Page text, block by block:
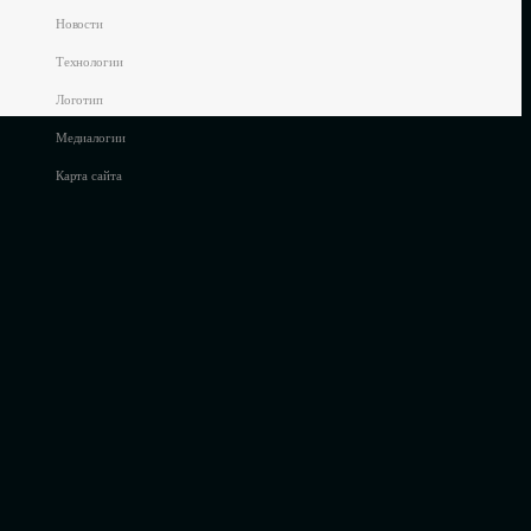
Новости
Технологии
Логотип
Медиалогии
Карта сайта